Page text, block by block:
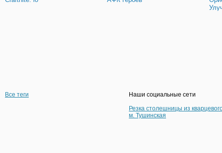
Все теги
Наши социальные сети
Резка столешницы из
м. Тушинская